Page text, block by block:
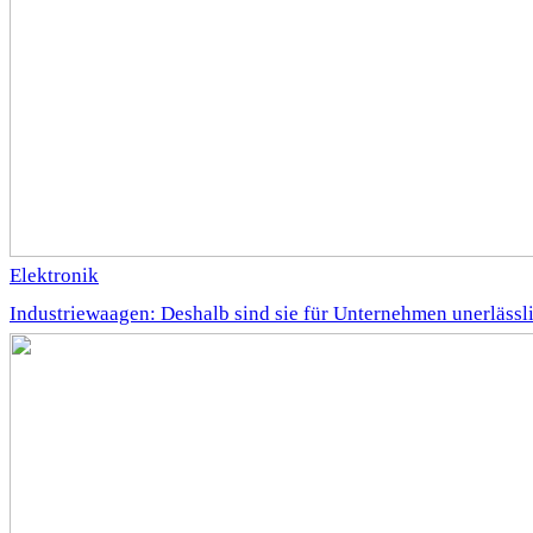
Elektronik
Industriewaagen: Deshalb sind sie für Unternehmen